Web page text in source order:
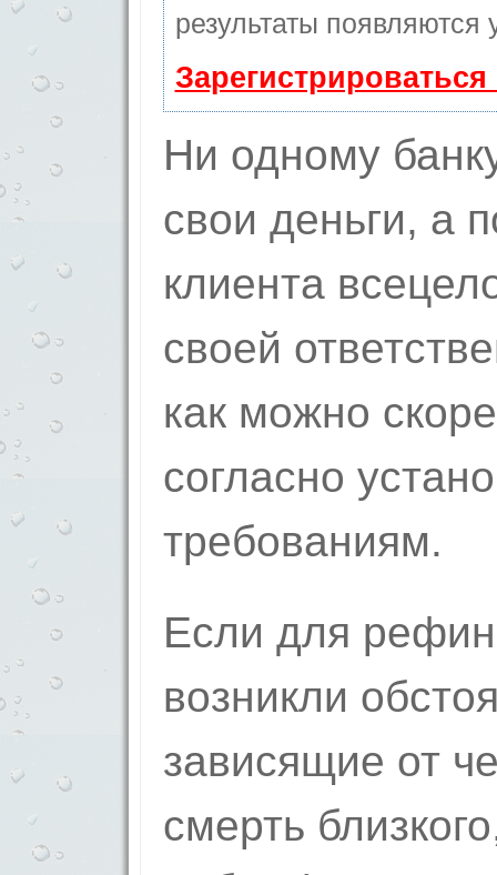
результаты
Ни одному
свои деньги, а
клиента
своей
как можно
согласно
требованиям.
Если для
возникли
зависящие от
смерть